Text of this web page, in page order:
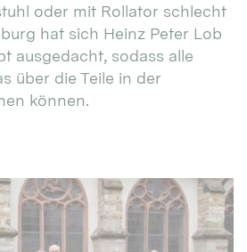
oder mit Rollator schlecht
hat sich Heinz Peter Lob
ausgedacht, sodass alle
über die Teile in der
können.